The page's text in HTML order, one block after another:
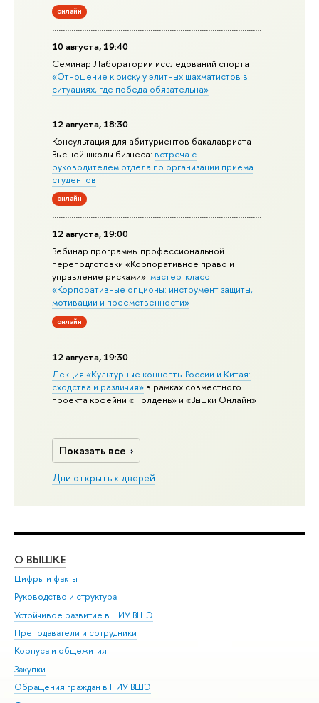
онлайн
10 августа, 19:40
Семинар Лаборатории исследований спорта
«Отношение к риску у элитных шахматистов в
ситуациях, где победа обязательна»
12 августа, 18:30
Консультация для абитуриентов бакалавриата
Высшей школы бизнеса: встреча с
руководителем отдела по организации приема
студентов
онлайн
12 августа, 19:00
Вебинар программы профессиональной
переподготовки «Корпоративное право и
управление рисками»:мастер-класс
«Корпоративные опционы: инструмент защиты,
мотивации и преемственности»
онлайн
12 августа, 19:30
Лекция «Культурные концепты России и Китая:
сходства и различия» в рамках совместного
проекта кофейни «Полдень» и «Вышки Онлайн»
Показать все
Дни открытых дверей
О ВЫШКЕ
Цифры и факты
Руководство и структура
Устойчивое развитие в НИУ ВШЭ
Преподаватели и сотрудники
Корпуса и общежития
Закупки
Обращения граждан в НИУ ВШЭ